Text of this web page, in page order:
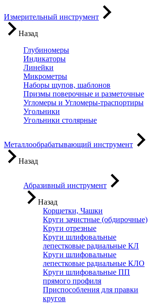
Измерительный инструмент
Назад
Глубиномеры
Индикаторы
Линейки
Микрометры
Наборы щупов, шаблонов
Призмы поверочные и разметочные
Угломеры и Угломеры-траспортиры
Угольники
Угольники столярные
Металлообрабатывающий инструмент
Назад
Абразивный инструмент
Назад
Корщетки, Чашки
Круги зачистные (обдирочные)
Круги отрезные
Круги шлифовальные
лепестковые радиальные КЛ
Круги шлифовальные
лепестковые радиальные КЛО
Круги шлифовальные ПП
прямого профиля
Приспособления для правки
кругов